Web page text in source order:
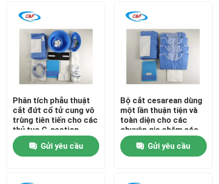
Phân tích phẫu thuật
cắt đứt cổ tử cung vô
trùng tiên tiến cho các
thủ tục C-section
Gửi yêu cầu
Bộ cắt cesarean dùng
một lần thuận tiện và
toàn diện cho các
chuyên gia chăm sóc
sức khỏe
Gửi yêu cầu